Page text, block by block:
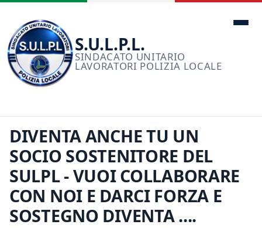
S.U.L.P.L.
SINDACATO UNITARIO
LAVORATORI POLIZIA LOCALE
DIVENTA ANCHE TU UN
SOCIO SOSTENITORE DEL
SULPL - VUOI COLLABORARE
CON NOI E DARCI FORZA E
SOSTEGNO DIVENTA ....